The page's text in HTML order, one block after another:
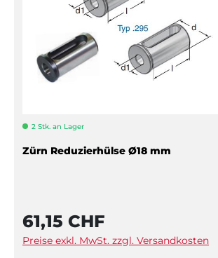
2 Stk. an Lager
Zürn Reduzierhülse Ø18 mm
61,15 CHF
Preise exkl. MwSt. zzgl. Versandkosten